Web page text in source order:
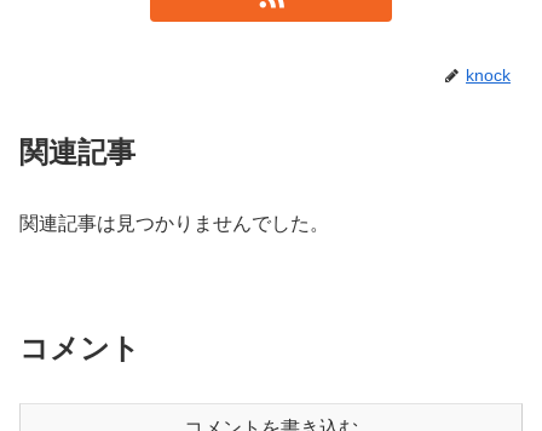
knock
関連記事
関連記事は見つかりませんでした。
コメント